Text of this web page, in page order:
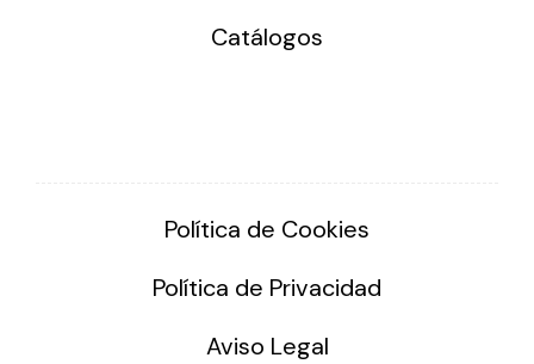
Catálogos
Política de Cookies
Política de Privacidad
Aviso Legal